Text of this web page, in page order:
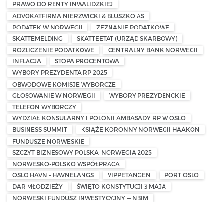
PRAWO DO RENTY INWALIDZKIEJ
ADVOKATFIRMA NIERZWICKI & BLUSZKO AS
PODATEK W NORWEGII
ZEZNANIE PODATKOWE
SKATTEMELDING
SKATTEETAT (URZĄD SKARBOWY)
ROZLICZENIE PODATKOWE
CENTRALNY BANK NORWEGII
INFLACJA
STOPA PROCENTOWA
WYBORY PREZYDENTA RP 2025
OBWODOWE KOMISJE WYBORCZE
GŁOSOWANIE W NORWEGII
WYBORY PREZYDENCKIE
TELEFON WYBORCZY
WYDZIAŁ KONSULARNY I POLONII AMBASADY RP W OSLO
BUSINESS SUMMIT
KSIĄŻĘ KORONNY NORWEGII HAAKON
FUNDUSZE NORWESKIE
SZCZYT BIZNESOWY POLSKA–NORWEGIA 2025
NORWESKO-POLSKO WSPÓŁPRACA
OSLO HAVN – HAVNELANGS
VIPPETANGEN
PORT OSLO
DAR MŁODZIEŻY
ŚWIĘTO KONSTYTUCJI 3 MAJA
NORWESKI FUNDUSZ INWESTYCYJNY — NBIM